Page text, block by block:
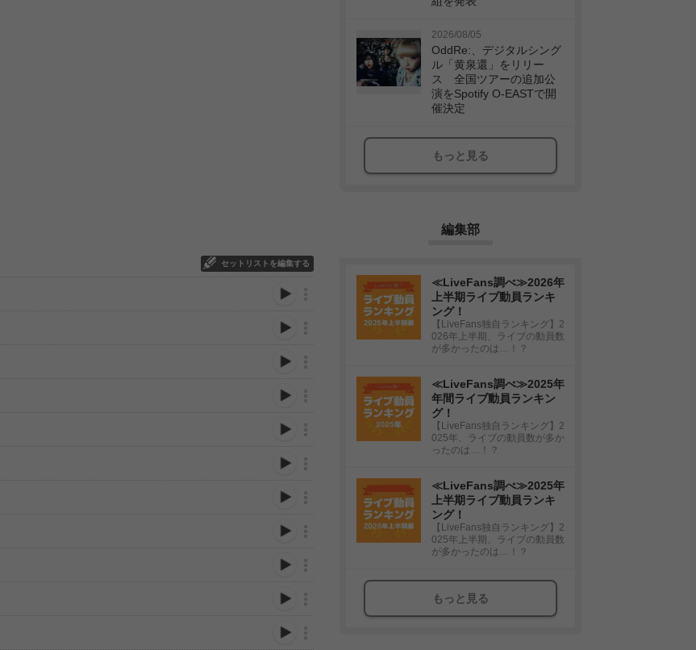
セットリストを編集する
2026/08/05
OddRe:、デジタルシング
ル「黄泉還」をリリー
ス 全国ツアーの追加公
演をSpotify O-EASTで開
催決定
もっと見る
編集部
≪LiveFans調べ≫2026年
上半期ライブ動員ランキ
ング！
【LiveFans独自ランキング】2
026年上半期、ライブの動員数
が多かったのは…！？
≪LiveFans調べ≫2025年
年間ライブ動員ランキン
グ！
【LiveFans独自ランキング】2
025年、ライブの動員数が多か
ったのは…！？
≪LiveFans調べ≫2025年
上半期ライブ動員ランキ
ング！
【LiveFans独自ランキング】2
025年上半期、ライブの動員数
が多かったのは…！？
もっと見る